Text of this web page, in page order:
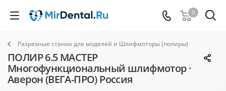
0
Разрезные станки для моделей и Шлифмоторы (полиры)
ПОЛИР 6.5 МАСТЕР
Многофункциональный шлифмотор ·
Аверон (ВЕГА-ПРО) Россия